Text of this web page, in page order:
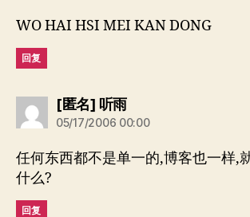
WO HAI HSI MEI KAN DONG
回复
[匿名] 听雨说：
05/17/2006 00:00
任何东西都不是单一的,博客也一样,
什么?
回复